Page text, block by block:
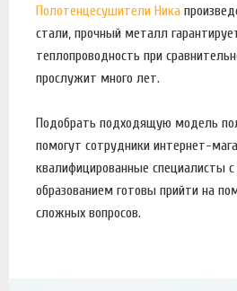
Полотенцесушители Ника
стали, прочный металл
теплопроводность при
прослужит много лет.
Подобрать подходящую модель
помогут сотрудники интернет-
квалифицированные специалисты
образованием готовы прийти на
сложных вопросов.